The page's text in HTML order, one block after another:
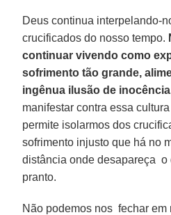
Deus continua interpelando-
crucificados do nosso tempo.
continuar vivendo como
sofrimento tão grande,
ingênua ilusão de
manifestar contra essa
permite isolarmos dos
sofrimento injusto que há no
distância onde desapareça o
pranto.
Não podemos nos fechar em